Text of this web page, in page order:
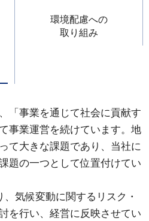
環境配慮への
取り組み
「事業を通じて社会に貢献す
事業運営を続けています。地
て大きな課題であり、当社に
題の一つとして位置付けてい
気候変動に関するリスク・
を行い、経営に反映させてい